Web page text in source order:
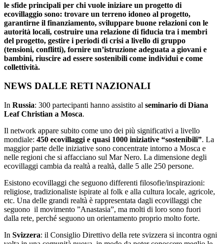
le sfide principali per chi vuole iniziare un progetto di
ecovillaggio sono: trovare un terreno idoneo al progetto,
garantirne il finanziamento, sviluppare buone relazioni con le
autorità locali, costruire una relazione di fiducia tra i membri
del progetto, gestire i periodi di crisi a livello di gruppo
(tensioni, conflitti), fornire un’istruzione adeguata a giovani e
bambini, riuscire ad essere sostenibili come individui e come
collettività.
NEWS DALLE RETI NAZIONALI
In Russia: 300 partecipanti hanno assistito al seminario di Diana
Leaf Christian a Mosca.
Il network appare subito come uno dei più significativi a livello
mondiale: 450 ecovillaggi e quasi 1000 iniziative “sostenibili”. La
maggior parte delle iniziative sono concentrate intorno a Mosca e
nelle regioni che si affacciano sul Mar Nero. La dimensione degli
ecovillaggi cambia da realtà a realtà, dalle 5 alle 250 persone.
Esistono ecovillaggi che seguono differenti filosofie/inspirazioni:
religiose, tradizionaliste ispirate al folk e alla cultura locale, agricole,
etc. Una delle grandi realtà è rappresentata dagli ecovillaggi che
seguono il movimento ”Anastasia”, ma molti di loro sono fuori
dalla rete, perché seguono un orientamento proprio molto forte.
In Svizzera: il Consiglio Direttivo della rete svizzera si incontra ogni